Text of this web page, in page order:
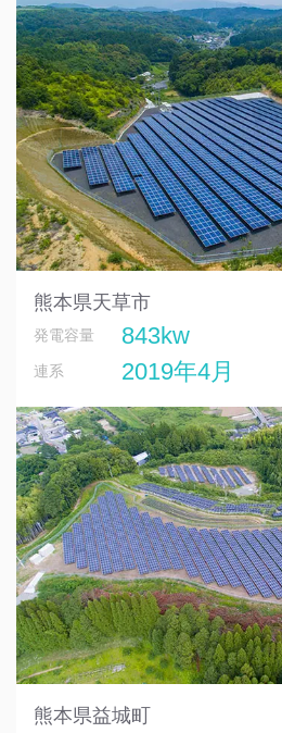
熊本県天草市
発電容量 843kw
連系 2019年4月
熊本県益城町